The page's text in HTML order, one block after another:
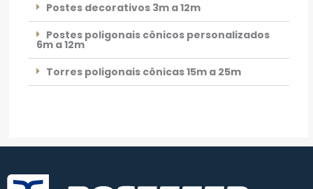
Postes decorativos 3m a 12m
Postes poligonais cônicos personalizados
6m a 12m
Torres poligonais cônicas 15m a 25m